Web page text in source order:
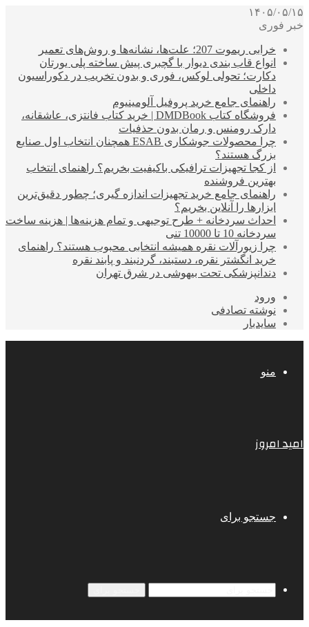
۱۴۰۵/۰۵/۱۵
خبر فوری
خرابی ریموت 207؛ علت‌ها، نشانه‌ها و روش‌های تعمیر
انواع قاب بندی دیوار با گچبری پیش ساخته پلی یورتان
دکارت؛ تحولی لوکس، فوری و بدون تخریب در دکوراسیون
داخلی
راهنمای جامع خرید پروفیل آلومینیوم
فروشگاه کتاب DMDBook | خرید کتاب فانتزی، عاشقانه،
دارک رومنس و رمان بدون حذفیات
چرا محصولات جوشکاری ESAB همچنان انتخاب اول صنایع
بزرگ هستند؟
از کجا تجهیزات ترافیکی باکیفیت بخریم؟ راهنمای انتخاب
بهترین فروشنده
راهنمای جامع خرید تجهیزات اندازه گیری؛ چطور دقیق‌ترین
ابزارها را آنلاین بخریم؟
احداث سردخانه + طرح توجیهی و تمام هزینه‌ها | هزینه ساخت
سردخانه 10 تا 10000 تنی
چرا زیورآلات نقره همیشه انتخابی محبوب هستند؟ راهنمای
خرید انگشتر نقره، دستبند، گردنبند و پابند نقره
دندانپزشکی تحت بیهوشی در شرق تهران
ورود
نوشته تصادفی
سایدبار
منو
امید امروز
جستجو برای